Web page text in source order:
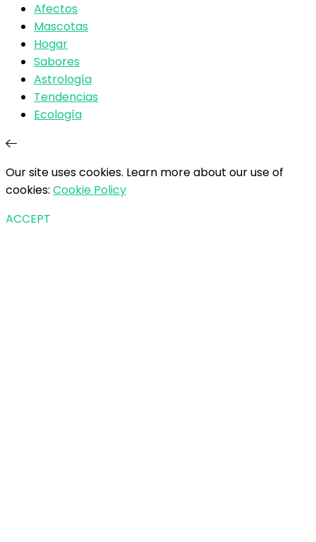
Afectos
Mascotas
Hogar
Sabores
Astrología
Tendencias
Ecología
Our site uses cookies. Learn more about our use of
cookies: Cookie Policy
ACCEPT